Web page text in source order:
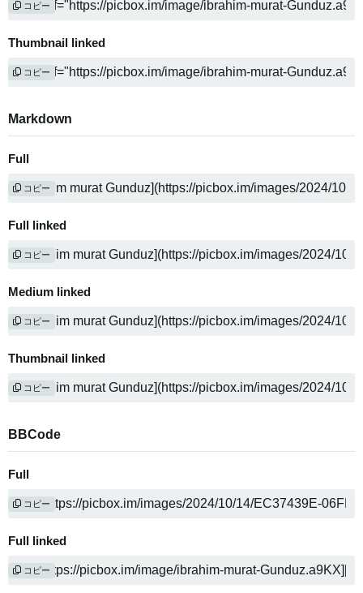
コピー
Thumbnail linked
コピー
Markdown
Full
コピー
Full linked
コピー
Medium linked
コピー
Thumbnail linked
コピー
BBCode
Full
コピー
Full linked
コピー